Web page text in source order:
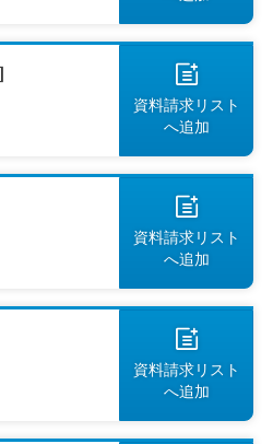
資料請求リスト
へ追加
資料請求リスト
へ追加
資料請求リスト
へ追加